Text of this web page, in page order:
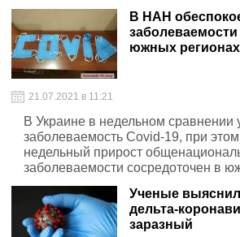
В НАН
южных
21.07.2021 в 11:21
В Украине в недельном сравнении
заболеваемость Covid-19, при
недельный прирост
заболеваемости сосредоточен в
страны, а львиная его часть – в
Ученые
дельта-
заразный